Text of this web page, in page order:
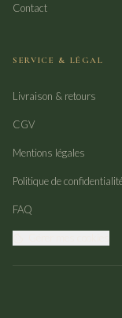
Contact
SERVICE & LÉGAL
Livraison & retours
CGV
Mentions légales
Politique de
FAQ